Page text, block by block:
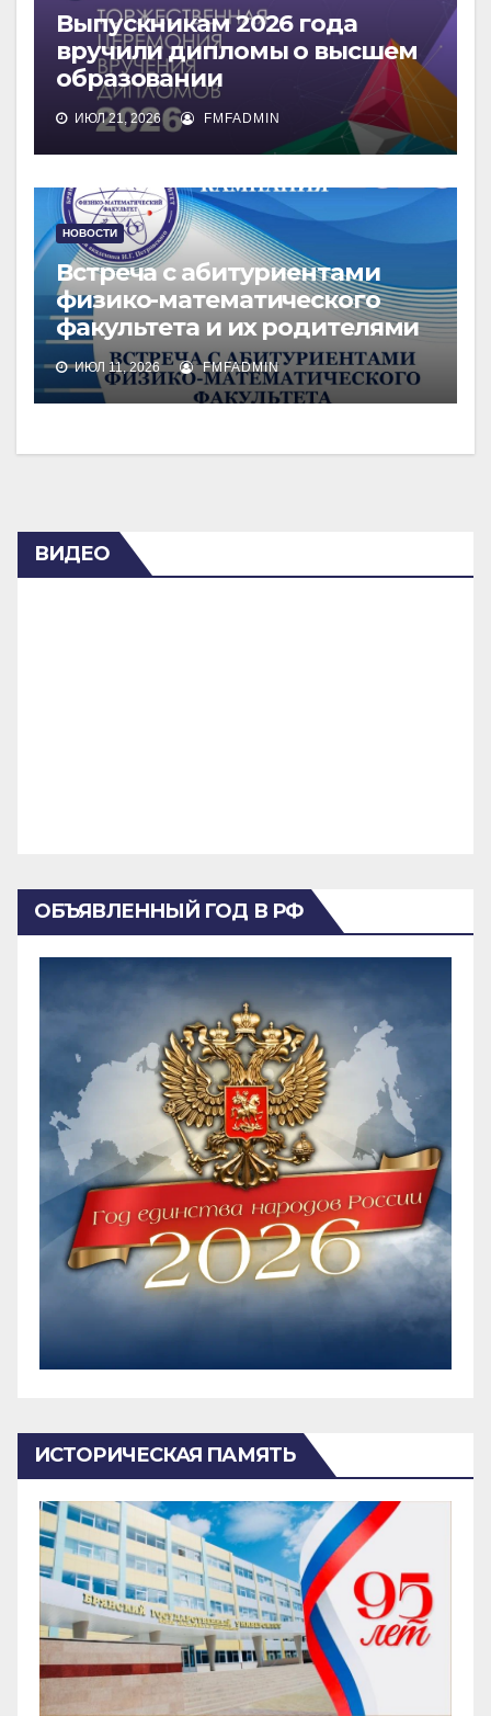
Выпускникам 2026 года
вручили дипломы о высшем
образовании
ИЮЛ 21, 2026 FMFADMIN
НОВОСТИ
Встреча с абитуриентами
физико-математического
факультета и их родителями
ИЮЛ 11, 2026 FMFADMIN
ВИДЕО
ОБЪЯВЛЕННЫЙ ГОД В РФ
ИСТОРИЧЕСКАЯ ПАМЯТЬ